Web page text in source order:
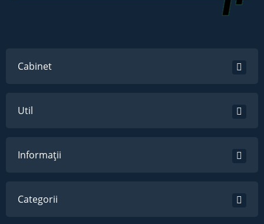
Cabinet
Util
Informații
Categorii